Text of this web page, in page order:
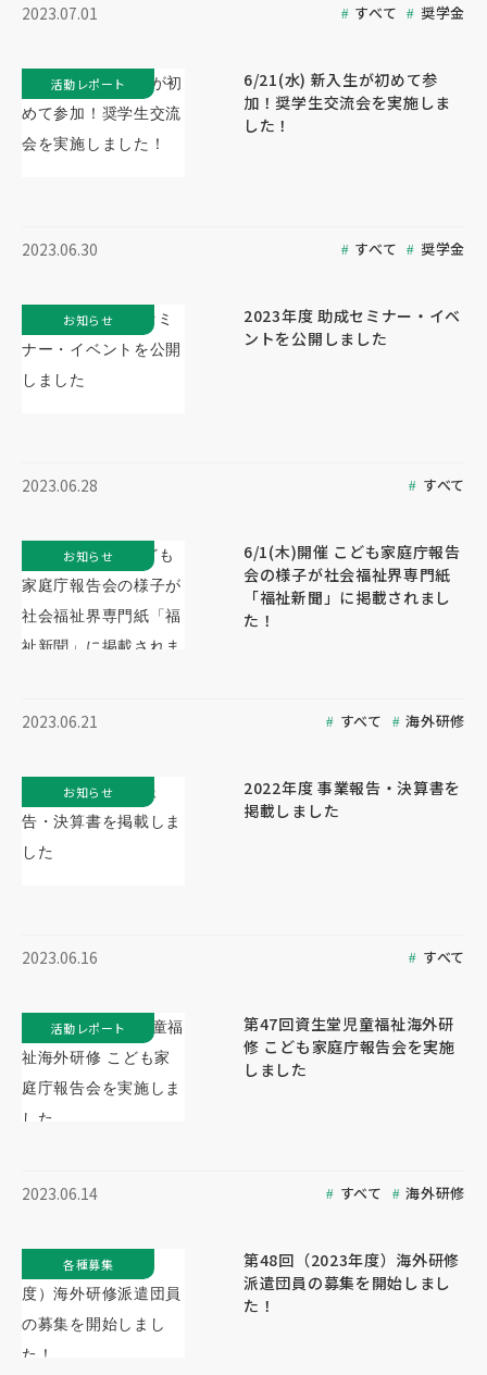
2023.07.01 すべて 奨学金
6/21(水) 新入生が初めて参
加！奨学生交流会を実施しま
した！
2023.06.30 すべて 奨学金
活動レポート
2023年度 助成セミナー・イベ
ントを公開しました
2023.06.28 すべて
お知らせ
6/1(木)開催 こども家庭庁報告
会の様子が社会福祉界専門紙
「福祉新聞」に掲載されまし
た！
2023.06.21 すべて 海外研修
お知らせ
2022年度 事業報告・決算書を
掲載しました
2023.06.16 すべて
お知らせ
第47回資生堂児童福祉海外研
修 こども家庭庁報告会を実施
しました
2023.06.14 すべて 海外研修
活動レポート
第48回（2023年度）海外研修
派遣団員の募集を開始しまし
た！
各種募集